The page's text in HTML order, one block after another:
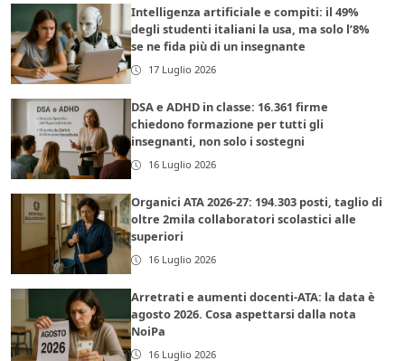
Intelligenza artificiale e compiti: il 49%
degli studenti italiani la usa, ma solo l’8%
se ne fida più di un insegnante
17 Luglio 2026
DSA e ADHD in classe: 16.361 firme
chiedono formazione per tutti gli
insegnanti, non solo i sostegni
16 Luglio 2026
Organici ATA 2026-27: 194.303 posti, taglio di
oltre 2mila collaboratori scolastici alle
superiori
16 Luglio 2026
Arretrati e aumenti docenti-ATA: la data è
agosto 2026. Cosa aspettarsi dalla nota
NoiPa
16 Luglio 2026